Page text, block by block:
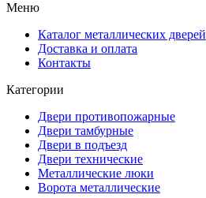
Меню
Каталог металлических дверей
Доставка и оплата
Контакты
Категории
Двери противопожарные
Двери тамбурные
Двери в подъезд
Двери технические
Металлические люки
Ворота металлические